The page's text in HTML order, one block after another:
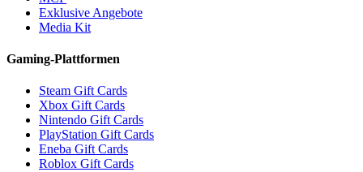
Exklusive Angebote
Media Kit
Gaming-Plattformen
Steam Gift Cards
Xbox Gift Cards
Nintendo Gift Cards
PlayStation Gift Cards
Eneba Gift Cards
Roblox Gift Cards